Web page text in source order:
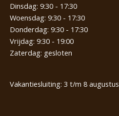
Dinsdag: 9:30 - 17:30
Woensdag: 9:30 - 17:30
Donderdag: 9:30 - 17:30
Vrijdag: 9:30 - 19:00
Zaterdag: gesloten
Vakantiesluiting: 3 t/m 8 augustus